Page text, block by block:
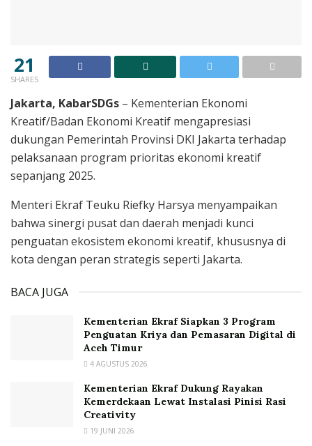
21
SHARES
Jakarta, KabarSDGs – Kementerian Ekonomi
Kreatif/Badan Ekonomi Kreatif mengapresiasi
dukungan Pemerintah Provinsi DKI Jakarta terhadap
pelaksanaan program prioritas ekonomi kreatif
sepanjang 2025.
Menteri Ekraf Teuku Riefky Harsya menyampaikan
bahwa sinergi pusat dan daerah menjadi kunci
penguatan ekosistem ekonomi kreatif, khususnya di
kota dengan peran strategis seperti Jakarta.
BACA JUGA
Kementerian Ekraf Siapkan 3 Program
Penguatan Kriya dan Pemasaran Digital di
Aceh Timur
4 AGUSTUS 2026
Kementerian Ekraf Dukung Rayakan
Kemerdekaan Lewat Instalasi Pinisi Rasi
Creativity
19 JUNI 2026